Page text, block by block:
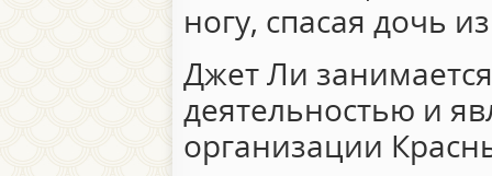
ногу, спасая дочь
Джет Ли
деятельностью и
организации